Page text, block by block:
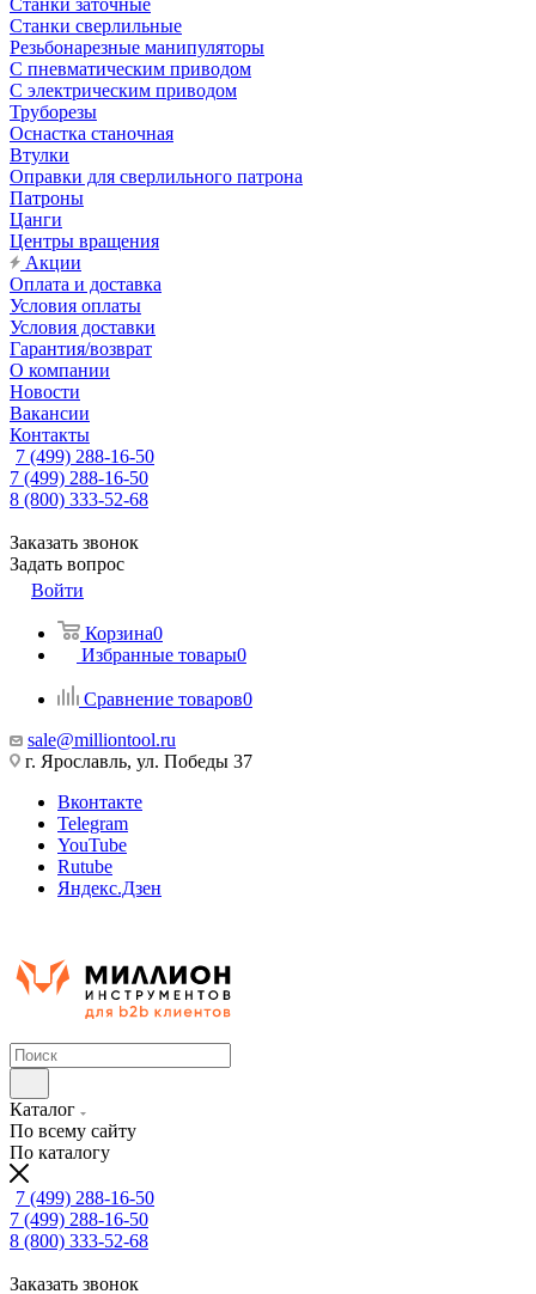
Станки заточные
Станки сверлильные
Резьбонарезные манипуляторы
С пневматическим приводом
С электрическим приводом
Труборезы
Оснастка станочная
Втулки
Оправки для сверлильного патрона
Патроны
Цанги
Центры вращения
Акции
Оплата и доставка
Условия оплаты
Условия доставки
Гарантия/возврат
О компании
Новости
Вакансии
Контакты
7 (499) 288-16-50
7 (499) 288-16-50
8 (800) 333-52-68
Заказать звонок
Задать вопрос
Войти
Корзина0
Избранные товары0
Сравнение товаров0
sale@milliontool.ru
г. Ярославль, ул. Победы 37
Вконтакте
Telegram
YouTube
Rutube
Яндекс.Дзен
Каталог
По всему сайту
По каталогу
7 (499) 288-16-50
7 (499) 288-16-50
8 (800) 333-52-68
Заказать звонок